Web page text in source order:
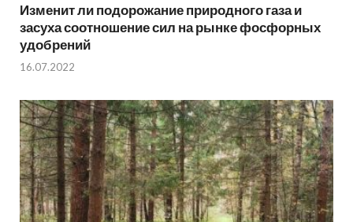
Изменит ли подорожание природного газа и
засуха соотношение сил на рынке фосфорных
удобрений
16.07.2022